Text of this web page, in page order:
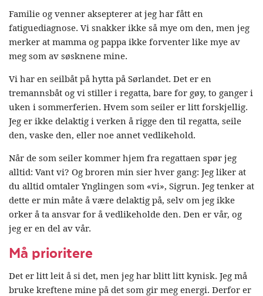
Familie og venner aksepterer at jeg har fått en
fatiguediagnose. Vi snakker ikke så mye om den, men jeg
merker at mamma og pappa ikke forventer like mye av
meg som av søsknene mine.
Vi har en seilbåt på hytta på Sørlandet. Det er en
tremannsbåt og vi stiller i regatta, bare for gøy, to ganger i
uken i sommerferien. Hvem som seiler er litt forskjellig.
Jeg er ikke delaktig i verken å rigge den til regatta, seile
den, vaske den, eller noe annet vedlikehold.
Når de som seiler kommer hjem fra regattaen spør jeg
alltid: Vant vi? Og broren min sier hver gang: Jeg liker at
du alltid omtaler Ynglingen som «vi», Sigrun. Jeg tenker at
dette er min måte å være delaktig på, selv om jeg ikke
orker å ta ansvar for å vedlikeholde den. Den er vår, og
jeg er en del av vår.
Må prioritere
Det er litt leit å si det, men jeg har blitt litt kynisk. Jeg må
bruke kreftene mine på det som gir meg energi. Derfor er